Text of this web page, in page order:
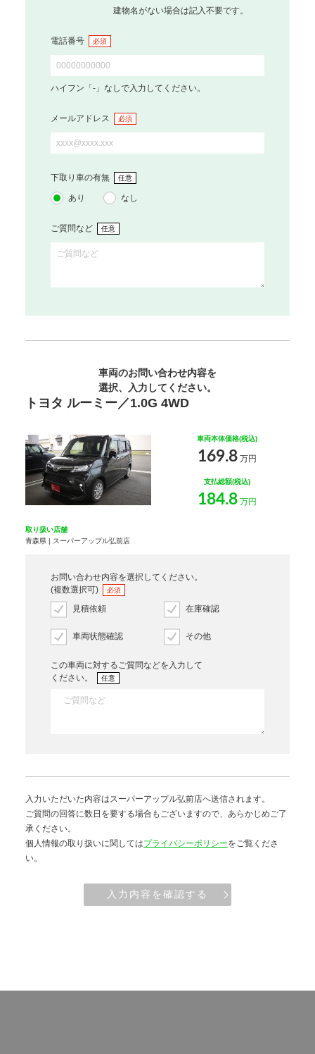
建物名がない場合は記入不要です。
電話番号 必須
ハイフン「-」なしで入力してください。
メールアドレス 必須
下取り車の有無 任意
あり なし
ご質問など 任意
車両のお問い合わせ内容を
選択、入力してください。
トヨタ ルーミー／1.0G 4WD
車両本体価格(税込)
169.8万円
支払総額(税込)
184.8万円
取り扱い店舗
青森県 | スーパーアップル弘前店
お問い合わせ内容を選択してください。
(複数選択可)
必須
見積依頼 在庫確認
車両状態確認 その他
この車両に対するご質問などを入力して
ください。
任意
入力いただいた内容はスーパーアップル弘前店へ送信されます。
ご質問の回答に数日を要する場合もございますので、あらかじめご了
承ください。
個人情報の取り扱いに関してはプライバシーポリシーをご覧くださ
い。
入力内容を確認する